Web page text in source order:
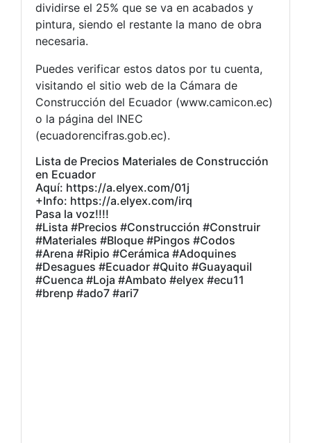
dividirse el 25% que se va en acabados y
pintura, siendo el restante la mano de obra
necesaria.
Puedes verificar estos datos por tu cuenta,
visitando el sitio web de la Cámara de
Construcción del Ecuador (www.camicon.ec)
o la página del INEC
(ecuadorencifras.gob.ec).
Lista de Precios Materiales de Construcción
en Ecuador
Aquí: https://a.elyex.com/01j
+Info: https://a.elyex.com/irq
Pasa la voz!!!!
#Lista #Precios #Construcción #Construir
#Materiales #Bloque #Pingos #Codos
#Arena #Ripio #Cerámica #Adoquines
#Desagues #Ecuador #Quito #Guayaquil
#Cuenca #Loja #Ambato #elyex #ecu11
#brenp #ado7 #ari7